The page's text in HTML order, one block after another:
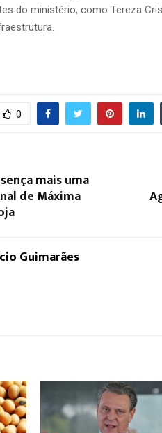
do ministério, como Tereza
0
mais uma
de Máxima
Guimarães